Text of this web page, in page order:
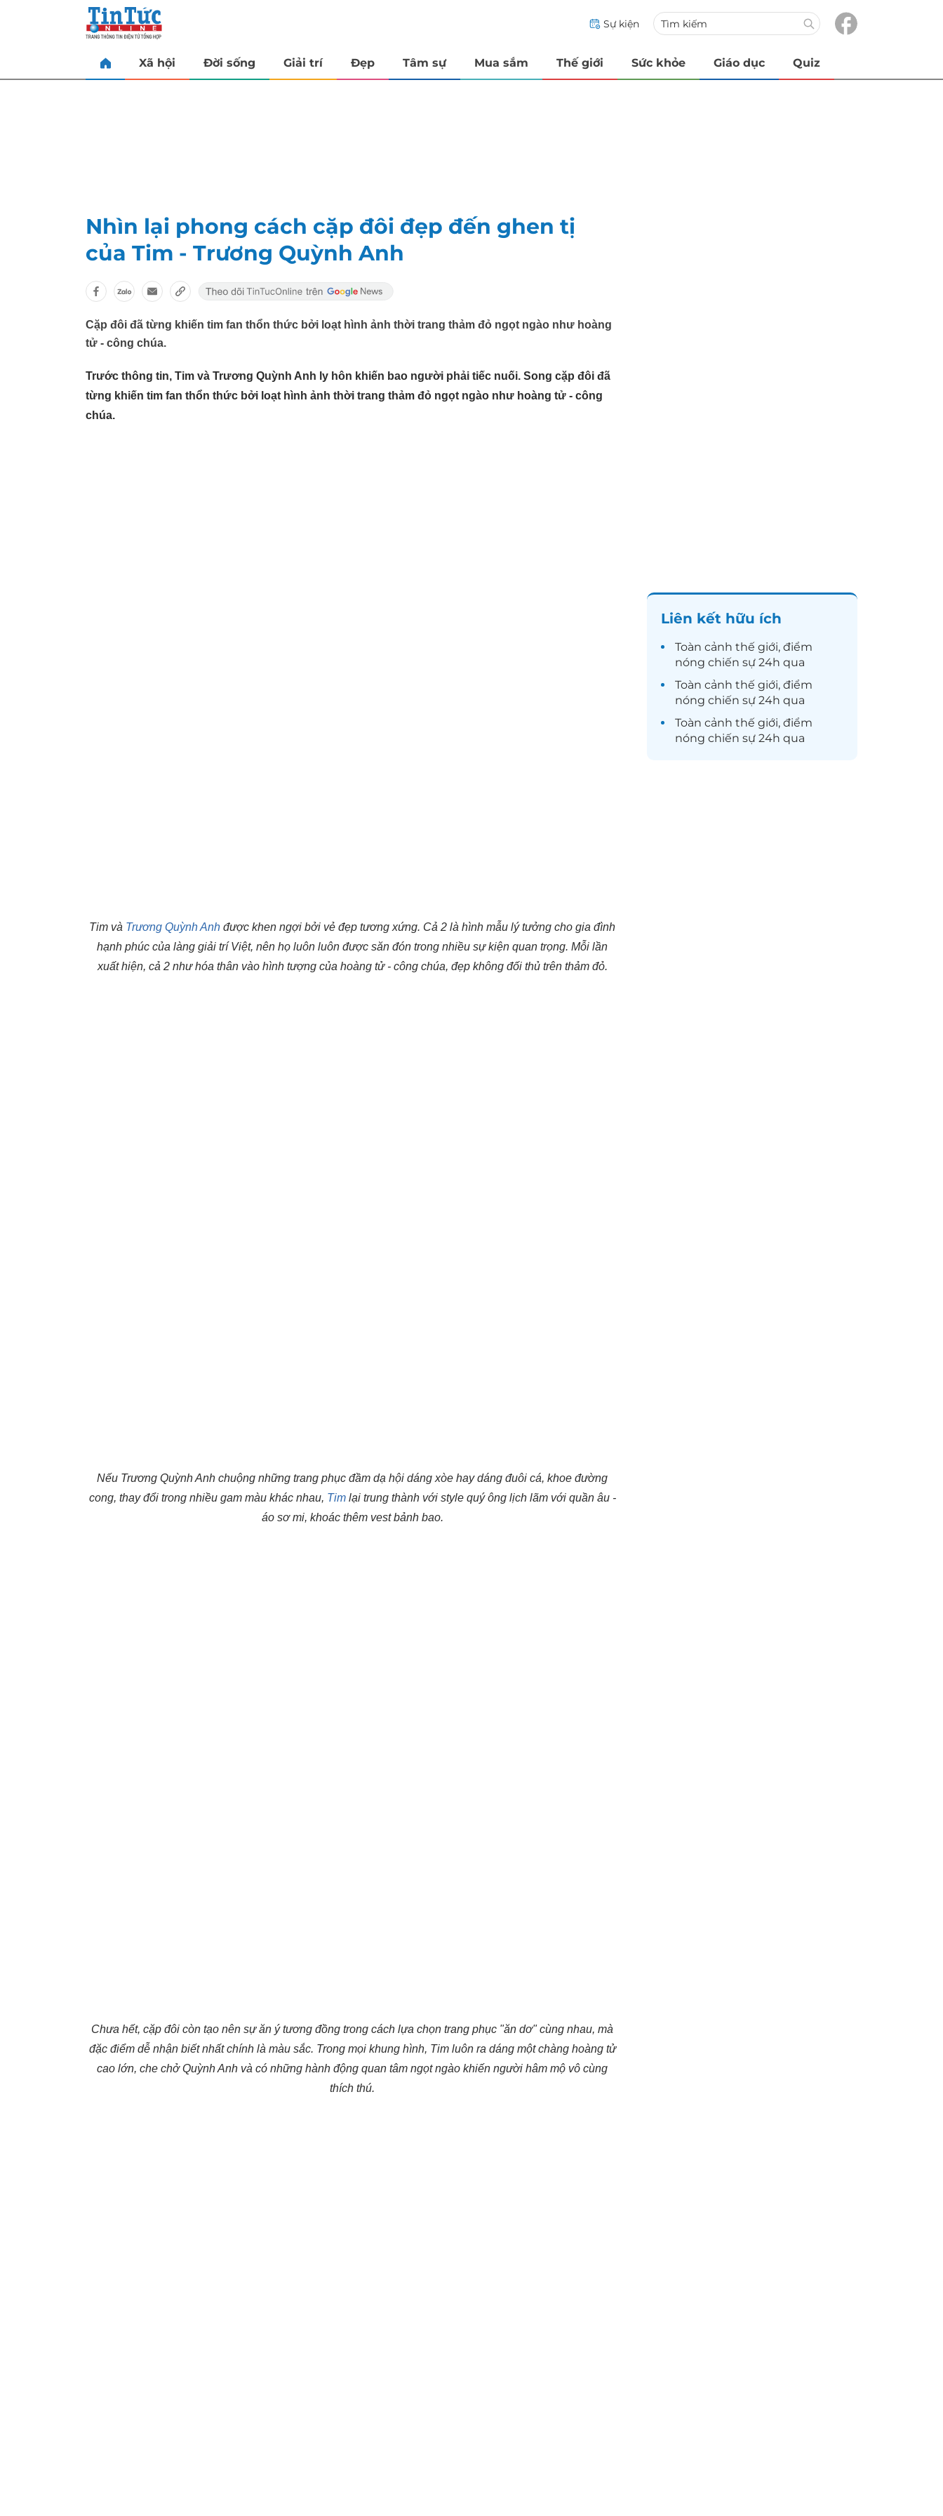
Sự kiện
Xã hội Đời sống Giải trí Đẹp Tâm sự Mua sắm Thế giới Sức khỏe Giáo dục Quiz
Nhìn lại phong cách cặp đôi đẹp đến ghen tị
của Tim - Trương Quỳnh Anh
Cặp đôi đã từng khiến tim fan thổn thức bởi loạt hình ảnh thời trang thảm đỏ ngọt ngào như hoàng
tử - công chúa.
Trước thông tin, Tim và Trương Quỳnh Anh ly hôn khiến bao người phải tiếc nuối. Song cặp đôi đã
từng khiến tim fan thổn thức bởi loạt hình ảnh thời trang thảm đỏ ngọt ngào như hoàng tử - công
chúa.
Tim và Trương Quỳnh Anh được khen ngợi bởi vẻ đẹp tương xứng. Cả 2 là hình mẫu lý tưởng cho gia đình
hạnh phúc của làng giải trí Việt, nên họ luôn luôn được săn đón trong nhiều sự kiện quan trọng. Mỗi lần
xuất hiện, cả 2 như hóa thân vào hình tượng của hoàng tử - công chúa, đẹp không đối thủ trên thảm đỏ.
Nếu Trương Quỳnh Anh chuộng những trang phục đầm dạ hội dáng xòe hay dáng đuôi cá, khoe đường
cong, thay đổi trong nhiều gam màu khác nhau, Timlại trung thành với style quý ông lịch lãm với quần âu -
áo sơ mi, khoác thêm vest bảnh bao.
Chưa hết, cặp đôi còn tạo nên sự ăn ý tương đồng trong cách lựa chọn trang phục "ăn dơ" cùng nhau, mà
đặc điểm dễ nhận biết nhất chính là màu sắc. Trong mọi khung hình, Tim luôn ra dáng một chàng hoàng tử
cao lớn, che chở Quỳnh Anh và có những hành động quan tâm ngọt ngào khiến người hâm mộ vô cùng
thích thú.
Liên kết hữu ích
Toàn cảnh thế giới, điểm
nóng chiến sự 24h qua
Toàn cảnh thế giới, điểm
nóng chiến sự 24h qua
Toàn cảnh thế giới, điểm
nóng chiến sự 24h qua